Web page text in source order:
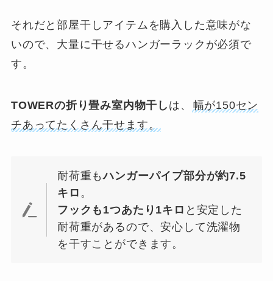
それだと部屋干しアイテムを購入した意味がな
いので、大量に干せるハンガーラックが必須で
す。
TOWERの折り畳み室内物干し は、
幅が150セン
チあってたくさん干せます。
耐荷重もハンガーパイプ部分が約7.5
キロ 。
フックも1つあたり1キロ と安定した
耐荷重があるので、安心して洗濯物
を干すことができます。